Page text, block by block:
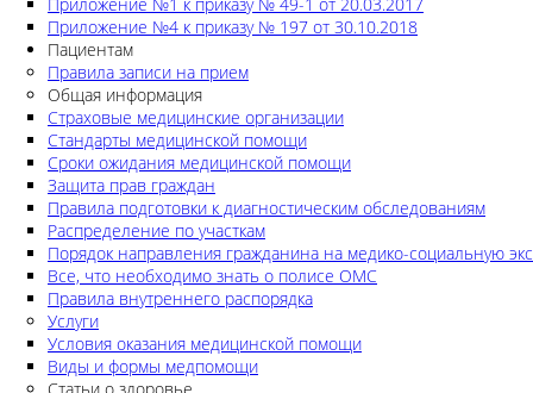
Приложение №4 к приказу № 197 от 30.10.2018
Пациентам
Правила записи на прием
Общая информация
Страховые медицинские организации
Стандарты медицинской помощи
Сроки ожидания медицинской помощи
Защита прав граждан
Правила подготовки к диагностическим обследованиям
Распределение по участкам
Порядок направления гражданина на медико-социальную
Все, что необходимо знать о полисе ОМС
Правила внутреннего распорядка
Услуги
Условия оказания медицинской помощи
Виды и формы медпомощи